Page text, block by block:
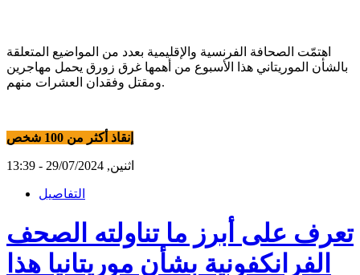
اهتمّت الصحافة الفرنسية والإقليمية بعدد من المواضيع المتعلقة
بالشأن الموريتاني هذا الأسبوع من أهمها غرق زورق يحمل مهاجرين
ومقتل وفقدان العشرات منهم.
إنقاذ أكثر من 100 شخص
اثنين, 29/07/2024 - 13:39
التفاصيل
تعرف على أبرز ما تناولته الصحف
الفرانكفونية بشأن موريتانيا هذا